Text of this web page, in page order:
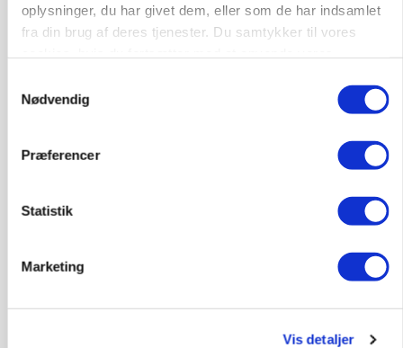
oplysninger, du har givet dem, eller som de har indsamlet
fra din brug af deres tjenester. Du samtykker til vores
Nødvendig
Præferencer
Statistik
Marketing
Vis detaljer
fødevareproducenter indstillet til pris
Forserie til selvkørende skårlægger afprøves i år